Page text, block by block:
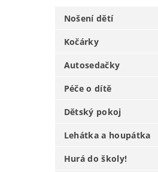
Nošení dětí
Kočárky
Autosedačky
Péče o dítě
Dětský pokoj
Lehátka a houpátka
Hurá do školy!